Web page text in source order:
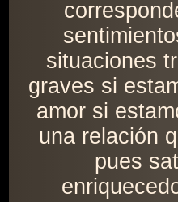
situaciones
graves si
amor si
una relación
pues